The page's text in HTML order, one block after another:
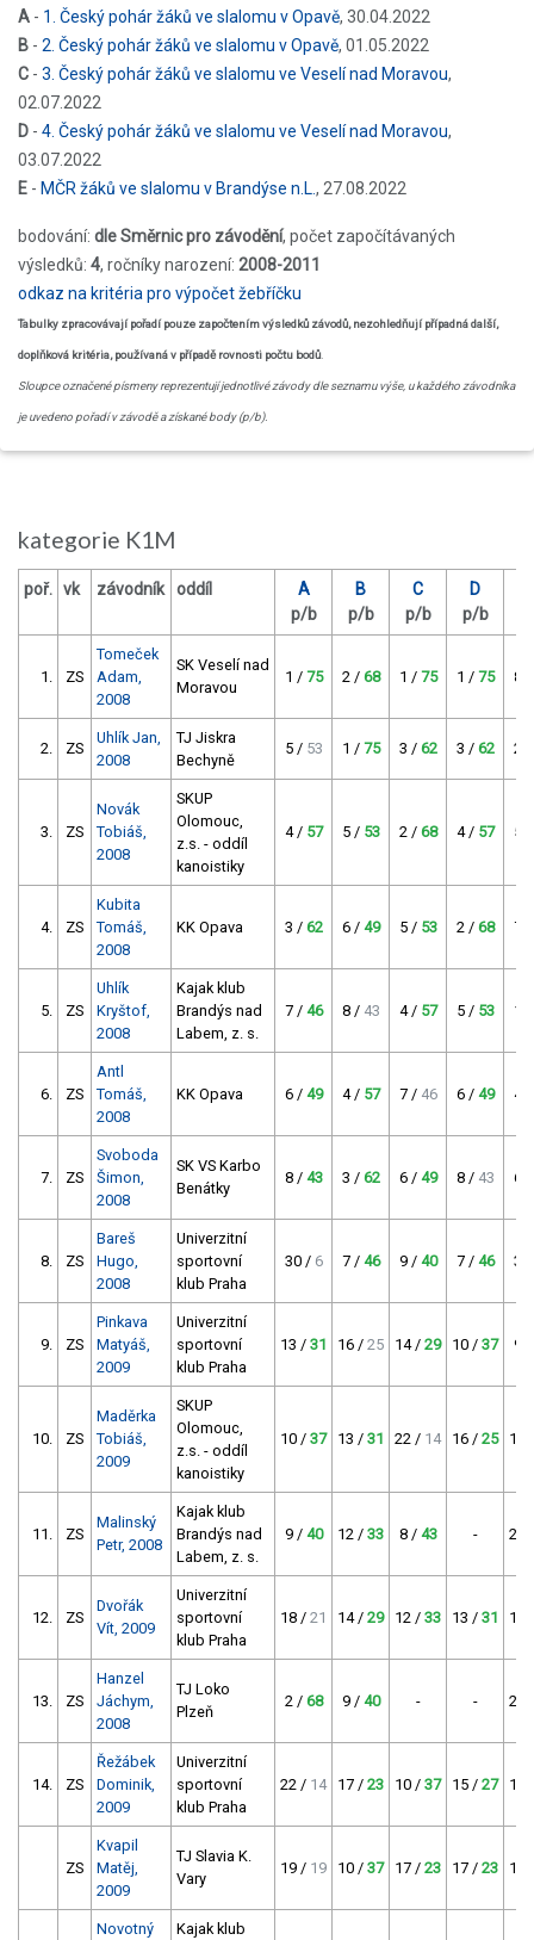
A - 1. Český pohár žáků ve slalomu v Opavě, 30.04.2022
B - 2. Český pohár žáků ve slalomu v Opavě, 01.05.2022
C - 3. Český pohár žáků ve slalomu ve Veselí nad Moravou,
02.07.2022
D - 4. Český pohár žáků ve slalomu ve Veselí nad Moravou,
03.07.2022
E - MČR žáků ve slalomu v Brandýse n.L. , 27.08.2022
bodování: dle Směrnic pro závodění, počet započítávaných
výsledků: 4, ročníky narození: 2008-2011
odkaz na kritéria pro výpočet žebříčku
Tabulky zpracovávají pořadí pouze započtením výsledků závodů, nezohledňují případná další,
doplňková kritéria, používaná v případě rovnosti počtu bodů.
Sloupce označené písmeny reprezentují jednotlivé závody dle seznamu výše, u každého závodníka
je uvedeno pořadí v závodě a získané body (p/b).
kategorie K1M
poř. vk závodník oddíl
A
p/b
B
p/b
C
p/b
D
p/b
1. ZS
Tomeček
Adam,
2008
SK Veselí nad
Moravou
1 / 75 2 / 68 1 / 75 1 / 75 8 /
2. ZS
Uhlík Jan,
2008
TJ Jiskra
Bechyně
5 / 53 1 / 75 3 / 62 3 / 62 2 /
3. ZS
Novák
Tobiáš,
2008
SKUP
Olomouc,
z.s. - oddíl
kanoistiky
4 / 57 5 / 53 2 / 68 4 / 57 5 /
4. ZS
Kubita
Tomáš,
2008
KK Opava 3 / 62 6 / 49 5 / 53 2 / 68 7 /
5. ZS
Uhlík
Kryštof,
2008
Kajak klub
Brandýs nad
Labem, z. s.
7 / 46 8 / 43 4 / 57 5 / 53 1 /
6. ZS
Antl
Tomáš,
2008
KK Opava 6 / 49 4 / 57 7 / 46 6 / 49 4 /
7. ZS
Svoboda
Šimon,
2008
SK VS Karbo
Benátky
8 / 43 3 / 62 6 / 49 8 / 43 6 /
8. ZS
Bareš
Hugo,
2008
Univerzitní
sportovní
klub Praha
30 / 6 7 / 46 9 / 40 7 / 46 3 /
9. ZS
Pinkava
Matyáš,
2009
Univerzitní
sportovní
klub Praha
13 / 31 16 / 25 14 / 29 10 / 37 9 /
10. ZS
Maděrka
Tobiáš,
2009
SKUP
Olomouc,
z.s. - oddíl
kanoistiky
10 / 37 13 / 31 22 / 14 16 / 25 10
11. ZS
Malinský
Petr, 2008
Kajak klub
Brandýs nad
Labem, z. s.
9 / 40 12 / 33 8 / 43 - 26
12. ZS
Dvořák
Vít, 2009
Univerzitní
sportovní
klub Praha
18 / 21 14 / 29 12 / 33 13 / 31 15
13. ZS
Hanzel
Jáchym,
2008
TJ Loko
Plzeň
2 / 68 9 / 40 - - 25
14. ZS
Řežábek
Dominik,
2009
Univerzitní
sportovní
klub Praha
22 / 14 17 / 23 10 / 37 15 / 27 14
ZS
Kvapil
Matěj,
2009
TJ Slavia K.
Vary
19 / 19 10 / 37 17 / 23 17 / 23 12
Novotný
Kajak klub